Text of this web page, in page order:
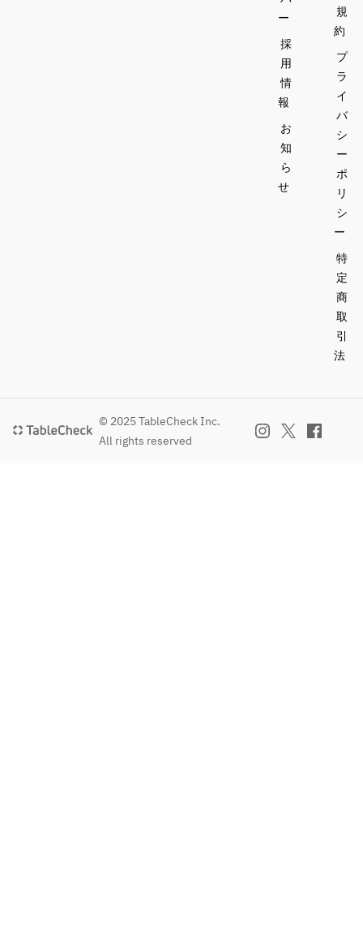
ー
採
用
情
報
お
知
ら
せ
規
約
プ
ラ
イ
バ
シ
ー
ポ
リ
シ
ー
特
定
商
取
引
法
© 2025 TableCheck Inc.
All rights reserved